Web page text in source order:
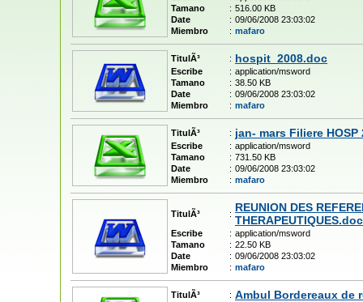
Tamano
: 516.00 KB
Date
: 09/06/2008 23:03:02
Miembro
: mafaro
TitulÃ³ : hospit_2008.doc
Escribe : application/msword
Tamano
: 38.50 KB
Date
: 09/06/2008 23:03:02
Miembro
: mafaro
TitulÃ³ : jan- mars Filiere HOSP
Escribe : application/msword
Tamano
: 731.50 KB
Date
: 09/06/2008 23:03:02
Miembro
: mafaro
TitulÃ³ : REUNION DES
THERAPEUTIQUES.doc
Escribe : application/msword
Tamano
: 22.50 KB
Date
: 09/06/2008 23:03:02
Miembro
: mafaro
TitulÃ³ : Ambul Bordereaux de